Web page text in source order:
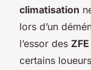
climatisation
lors d’un
l’essor des
certains